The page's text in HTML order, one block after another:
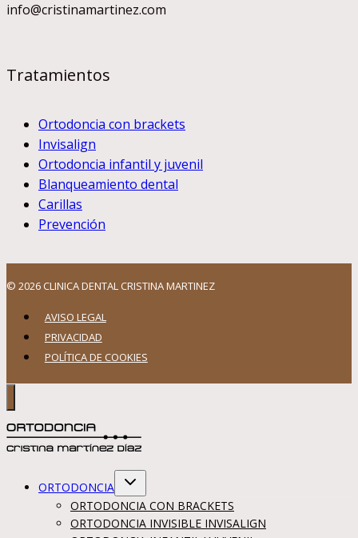
info@cristinamartinez.com
Tratamientos
Ortodoncia con brackets
Invisalign
Ortodoncia infantil y juvenil
Blanqueamiento dental
Carillas
Prevención
© 2026 CLINICA DENTAL CRISTINA MARTINEZ
AVISO LEGAL
PRIVACIDAD
POLÍTICA DE COOKIES
ORTODONCIA
Alternar
hijo
ORTODONCIA CON BRACKETS
ORTODONCIA INVISIBLE INVISALIGN